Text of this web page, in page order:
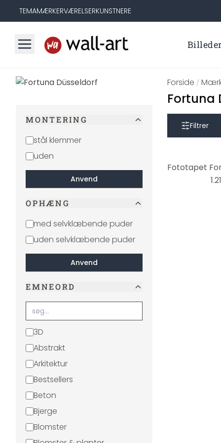
TEMAMÆRKERVÆRELSERKUNSTNERE
Billeder
MONTERING
stål klemmer
uden
Anvend
OPHÆNG
med selvklæbende puder
uden selvklæbende puder
Anvend
EMNEORD
3D
Abstrakt
Arkitektur
Bestsellers
Beton
Bjerge
Blomster
Forside /
Fortuna
Filtrer